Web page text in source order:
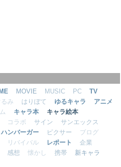
MOVIE MUSIC PC
TV
み はりぼて ゆるキャラ
アニメ
キャラ本
キャラ絵本
コラボ サイン
サンエックス
ハンバーガー ピクサー
ブログ
リバイバル レポート
企業
感想 懐かし 携帯
新キャラ